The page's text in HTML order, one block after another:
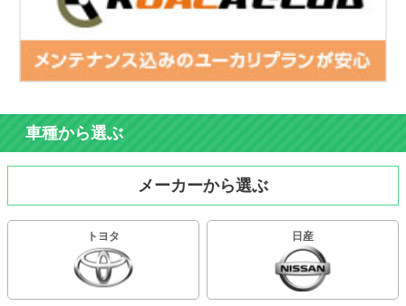
車種から選ぶ
メーカーから選ぶ
トヨタ 日産